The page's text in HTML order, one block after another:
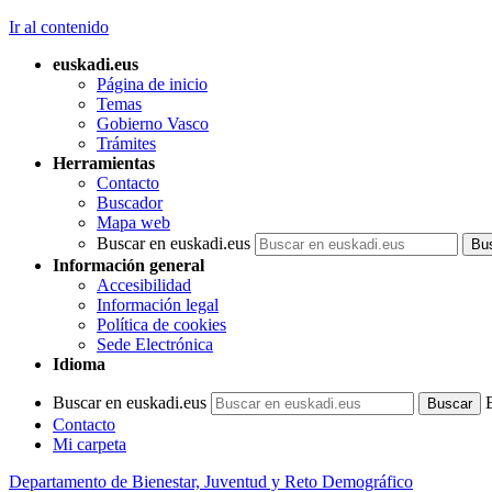
Ir al contenido
euskadi.eus
Página de inicio
Temas
Gobierno Vasco
Trámites
Herramientas
Contacto
Buscador
Mapa web
Buscar en euskadi.eus
Información general
Accesibilidad
Información legal
Política de cookies
Sede Electrónica
Idioma
Buscar en euskadi.eus
Contacto
Mi carpeta
Departamento de Bienestar, Juventud y Reto Demográfico